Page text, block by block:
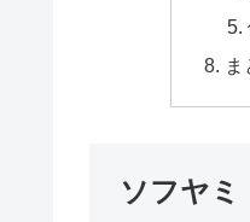
ソフヤミ